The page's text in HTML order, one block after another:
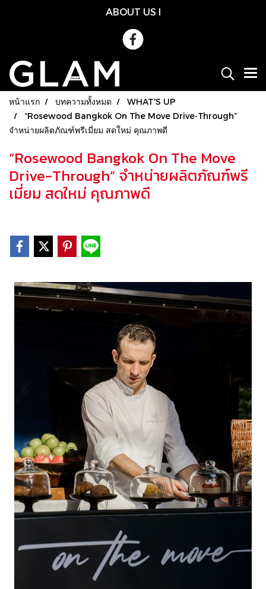
ABOUT US l
หน้าแรก บทความทั้งหมด
WHAT'S UP
“Rosewood Bangkok On The Move Drive-Through”
จำหน่ายผลิตภัณฑ์พรีเมี่ยม สดใหม่ คุณภาพดี
“Rosewood Bangkok On The Move
Drive-Through” จำหน่ายผลิตภัณฑ์พรี
เมี่ยม สดใหม่ คุณภาพดี